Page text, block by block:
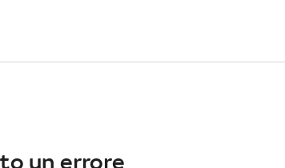
un errore